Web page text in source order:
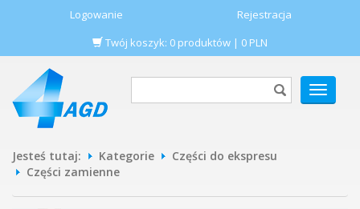
Logowanie
Rejestracja
Twój koszyk: 0 produktów | 0 PLN
POKAŻ
MENU
Jesteś tutaj: Kategorie
Części do ekspresu
Części zamienne